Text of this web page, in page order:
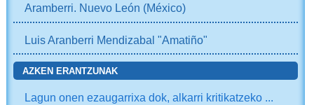
Aramberri. Nuevo León (México)
Luis Aranberri Mendizabal "Amatiño"
AZKEN ERANTZUNAK
Lagun onen ezaugarrixa dok, alkarri kritikatzeko ...